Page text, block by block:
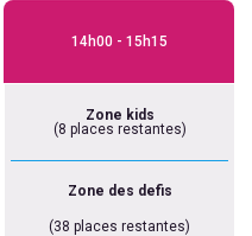
14h00 - 15h15
Zone kids
(8 places restantes)
Zone des defis
(38 places restantes)